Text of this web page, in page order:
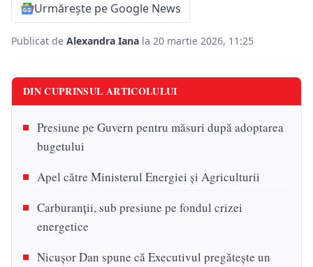
Urmărește pe Google News
Publicat de Alexandra Iana la 20 martie 2026, 11:25
DIN CUPRINSUL ARTICOLULUI
Presiune pe Guvern pentru măsuri după adoptarea
bugetului
Apel către Ministerul Energiei și Agriculturii
Carburanții, sub presiune pe fondul crizei
energetice
Nicușor Dan spune că Executivul pregătește un